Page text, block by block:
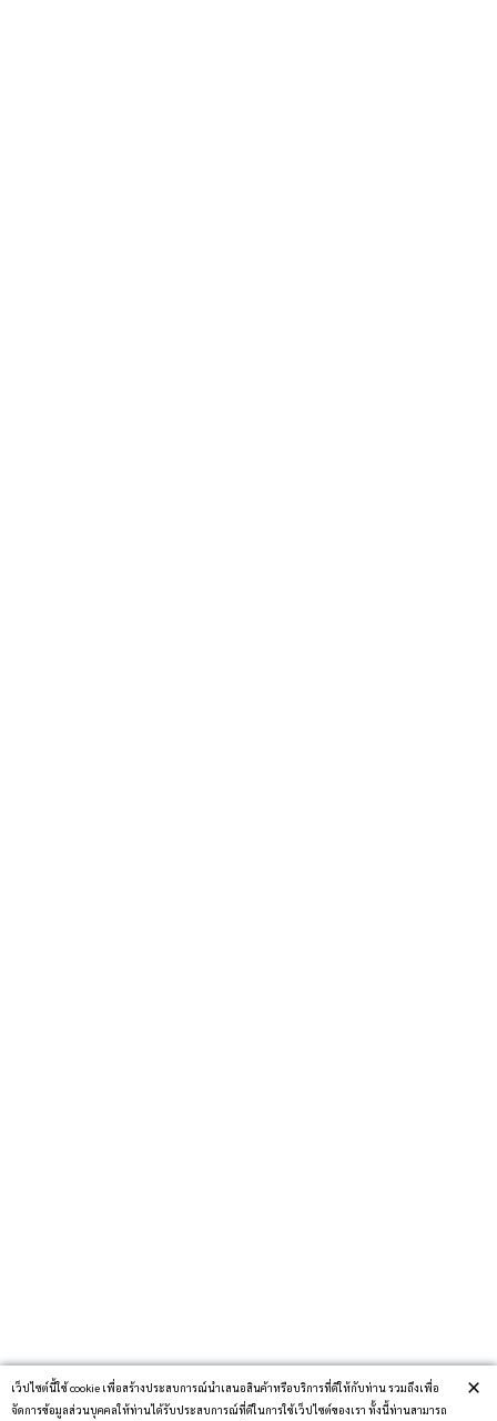
เว็ปไซต์นี้ใช้ cookie เพื่อสร้างประสบการณ์นำเสนอสินค้าหรือบริการที่ดีให้กับท่าน รวมถึงเพื่อ
จัดการข้อมูลส่วนบุคคลให้ท่านได้รับประสบการณ์ที่ดีในการใช้เว็ปไซต์ของเรา ทั้งนี้ท่านสามารถ
×